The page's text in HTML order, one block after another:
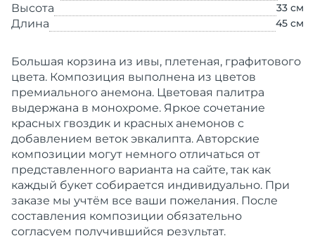
Высота 33 см
Длина 45 см
Большая корзина из ивы, плетеная, графитового
цвета. Композиция выполнена из цветов
премиального анемона. Цветовая палитра
выдержана в монохроме. Яркое сочетание
красных гвоздик и красных анемонов с
добавлением веток эвкалипта. Авторские
композиции могут немного отличаться от
представленного варианта на сайте, так как
каждый букет собирается индивидуально. При
заказе мы учтём все ваши пожелания. После
составления композиции обязательно
согласуем получившийся результат.